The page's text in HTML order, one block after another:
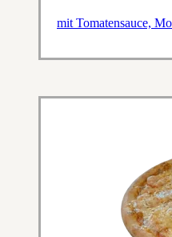
mit Tomatensauce,